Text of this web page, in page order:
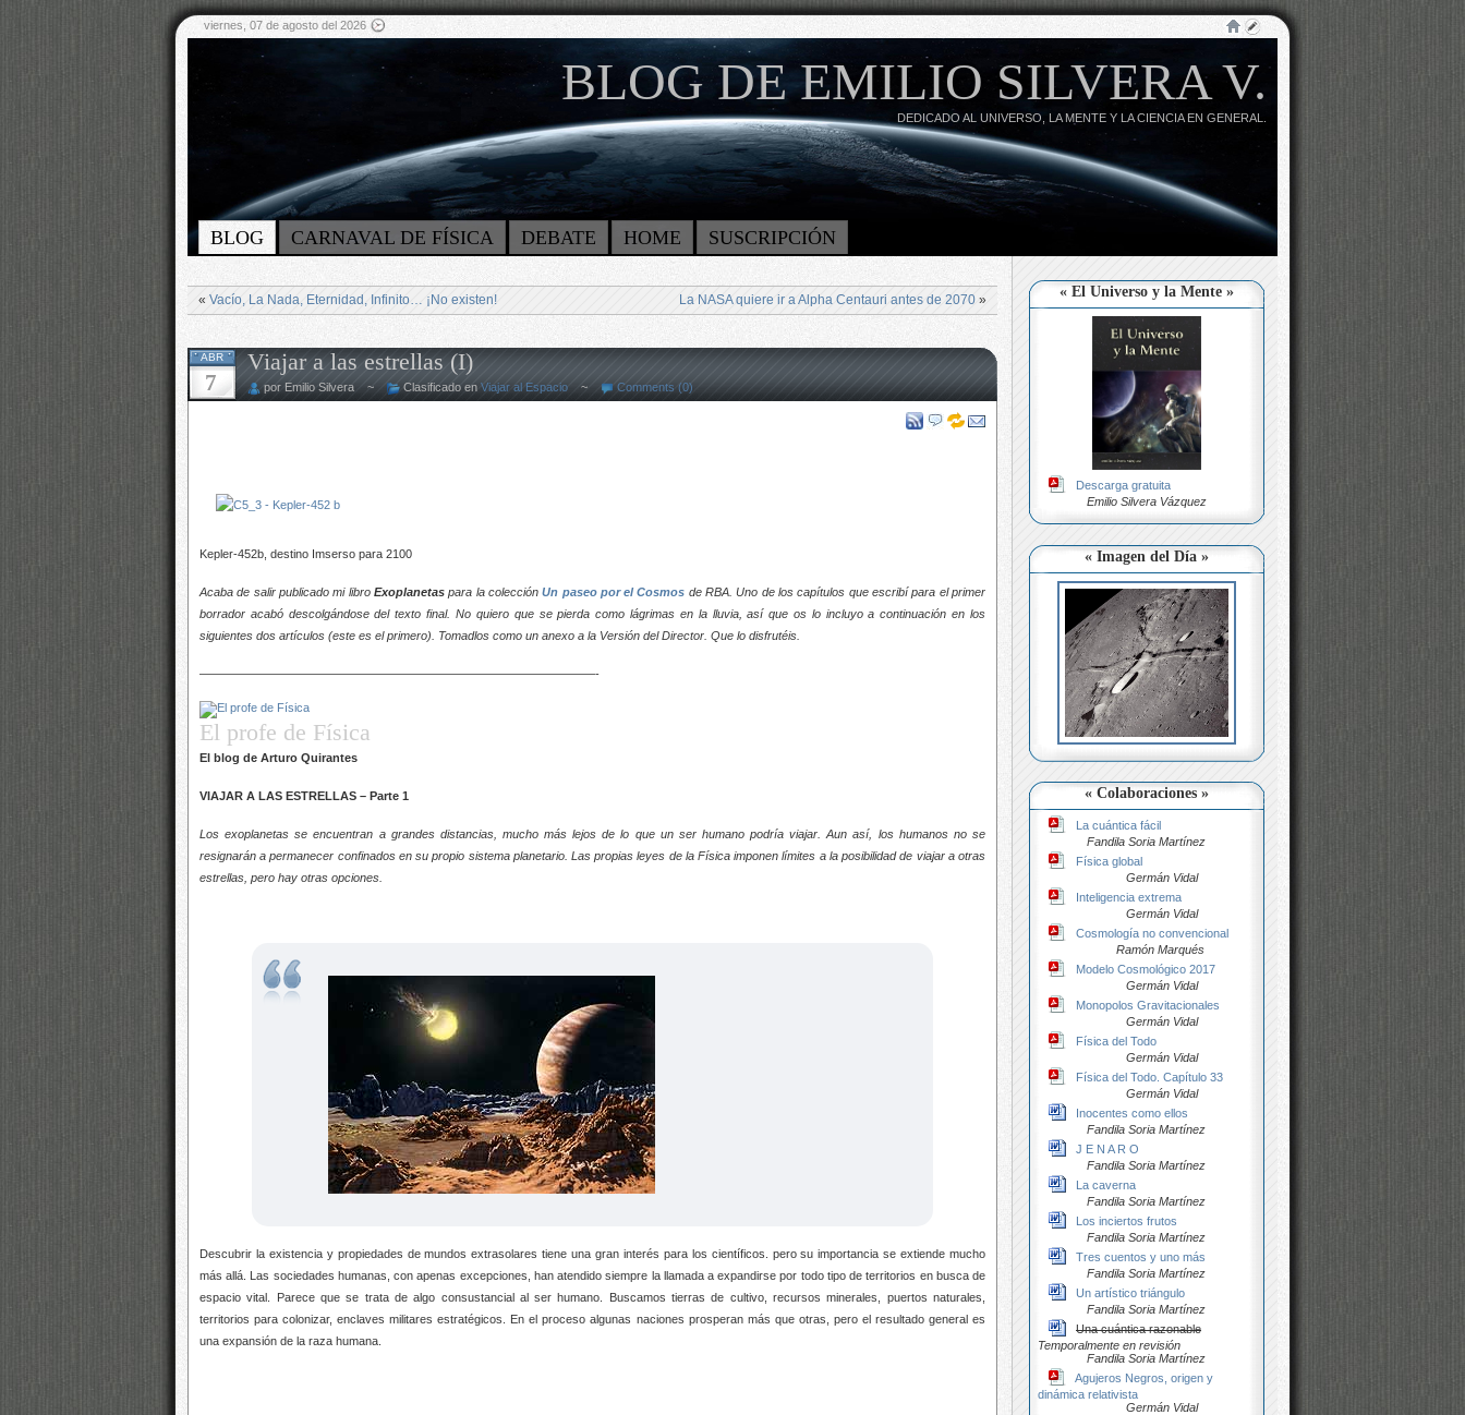
viernes, 07 de agosto del 2026
BLOG DE EMILIO SILVERA V.
DEDICADO AL UNIVERSO, LA MENTE Y LA CIENCIA EN GENERAL.
BLOG CARNAVAL DE FÍSICA DEBATE HOME SUSCRIPCIÓN
« El Universo y la Mente »
Descarga gratuita
Emilio Silvera Vázquez
« Imagen del Día »
« Colaboraciones »
La cuántica fácil
Fandila Soria Martínez
Física global
Germán Vidal
Inteligencia extrema
Germán Vidal
Cosmología no convencional
Ramón Marqués
Modelo Cosmológico 2017
Germán Vidal
Monopolos Gravitacionales
Germán Vidal
Física del Todo
Germán Vidal
Física del Todo. Capítulo 33
Germán Vidal
Inocentes como ellos
Fandila Soria Martínez
J E N A R O
Fandila Soria Martínez
La caverna
Fandila Soria Martínez
Los inciertos frutos
Fandila Soria Martínez
Tres cuentos y uno más
Fandila Soria Martínez
Un artístico triángulo
Fandila Soria Martínez
Una cuántica razonable
Temporalmente en revisión
Fandila Soria Martínez
Agujeros Negros, origen y
dinámica relativista
Germán Vidal
« Vacío, La Nada, Eternidad, Infinito… ¡No existen! La NASA quiere ir a Alpha Centauri antes de 2070 »
ABR
7
Viajar a las estrellas (I)
por Emilio Silvera ~ Clasificado en Viajar al Espacio~ Comments (0)
Kepler-452b, destino Imserso para 2100
Acaba de salir publicado mi libro Exoplanetaspara la colecciónUn paseo por el Cosmos de RBA. Uno de los capítulos que escribí para el primer
borrador acabó descolgándose del texto final. No quiero que se pierda como lágrimas en la lluvia, así que os lo incluyo a continuación en los
siguientes dos artículos (este es el primero). Tomadlos como un anexo a la Versión del Director. Que lo disfrutéis.
—————————————————————————————————-
El profe de Física
El blog de Arturo Quirantes
VIAJAR A LAS ESTRELLAS – Parte 1
Los exoplanetas se encuentran a grandes distancias, mucho más lejos de lo que un ser humano podría viajar. Aun así, los humanos no se
resignarán a permanecer confinados en su propio sistema planetario. Las propias leyes de la Física imponen límites a la posibilidad de viajar a otras
estrellas, pero hay otras opciones.
Descubrir la existencia y propiedades de mundos extrasolares tiene una gran interés para los científicos. pero su importancia se extiende mucho
más allá. Las sociedades humanas, con apenas excepciones, han atendido siempre la llamada a expandirse por todo tipo de territorios en busca de
espacio vital. Parece que se trata de algo consustancial al ser humano. Buscamos tierras de cultivo, recursos minerales, puertos naturales,
territorios para colonizar, enclaves militares estratégicos. En el proceso algunas naciones prosperan más que otras, pero el resultado general es
una expansión de la raza humana.